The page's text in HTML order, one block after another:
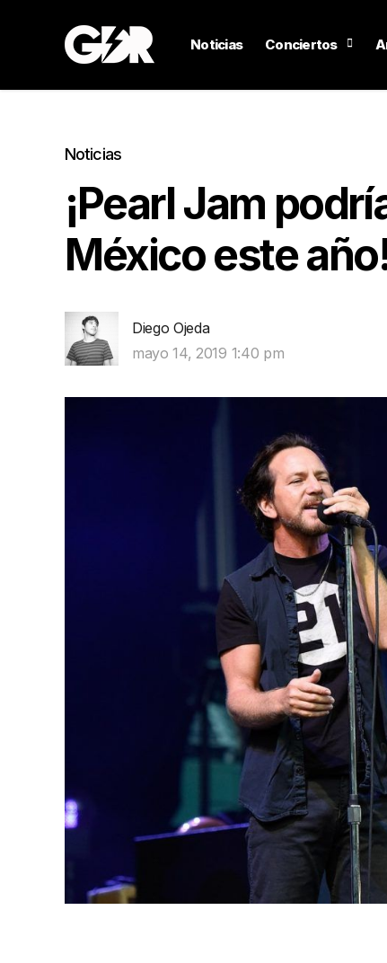
Noticias Conciertos
Noticias
¡Pearl Jam
México este
Diego Ojeda
mayo 14, 2019 1:40 pm